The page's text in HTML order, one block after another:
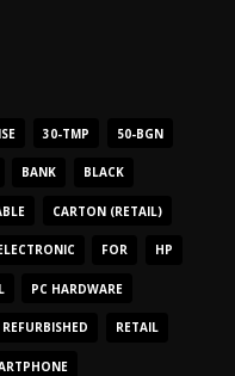
30-TMP 50-BGN
BANK BLACK
CARTON (RETAIL)
FOR HP
PC HARDWARE
REFURBISHED RETAIL